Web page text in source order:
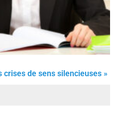
crises de sens silencieuses »